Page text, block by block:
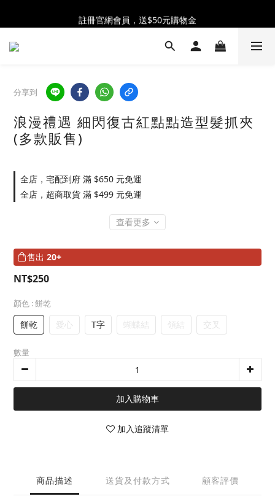
全館消費滿$2300 贈 ♡ 奶油泡芙化妝包 ♡
註冊官網會員，送$50元購物金
全館消費滿$2300 贈 ♡ 奶油泡芙化妝包 ♡
分享到
浪漫禮遇 細閃復古紅點點造型髮抓夾
(多款販售)
全店，宅配到府 滿 $650 元免運
全店，超商取貨 滿 $499 元免運
查看更多
售出 20+
NT$250
顏色 : 餅乾
餅乾 愛心 T字 蝴蝶結 領結 交叉
數量
加入購物車
加入追蹤清單
商品描述 送貨及付款方式 顧客評價